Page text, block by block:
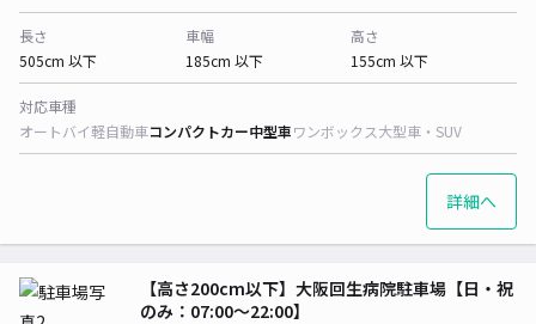
長さ
505cm 以下
車幅
185cm 以下
高さ
155cm 以下
対応車種
オートバイ軽自動車コンパクトカー中型車ワンボックス大型車・SUV
詳細へ
【高さ200cm以下】大阪回生病院駐車場【日・祝
のみ：07:00～22:00】